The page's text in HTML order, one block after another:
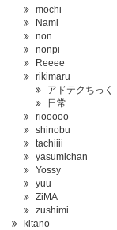
mochi
Nami
non
nonpi
Reeee
rikimaru
アドテクちっく
日常
riooooo
shinobu
tachiiii
yasumichan
Yossy
yuu
ZiMA
zushimi
kitano